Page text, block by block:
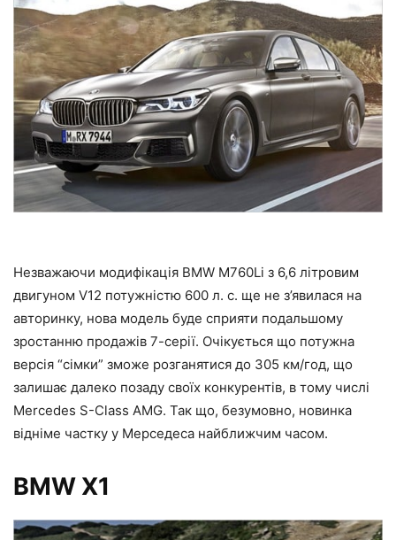
Незважаючи модифікація BMW M760Li з 6,6 літровим
двигуном V12 потужністю 600 л. с. ще не з’явилася на
авторинку, нова модель буде сприяти подальшому
зростанню продажів 7-серії. Очікується що потужна
версія “сімки” зможе розганятися до 305 км/год, що
залишає далеко позаду своїх конкурентів, в тому числі
Mercedes S-Class AMG. Так що, безумовно, новинка
відніме частку у Мерседеса найближчим часом.
BMW X1